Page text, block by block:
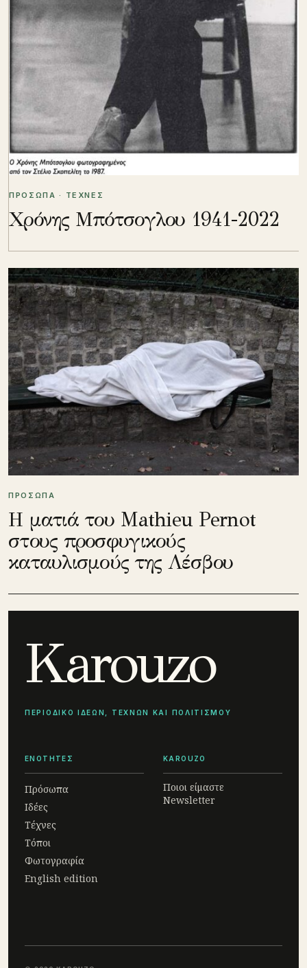
ΠΡΟΣΩΠΑ · ΤΕΧΝΕΣ
Χρόνης Μπότσογλου 1941-2022
ΠΡΟΣΩΠΑ
Η ματιά του Mathieu Pernot
στους προσφυγικούς
καταυλισμούς της Λέσβου
Karouzo
ΠΕΡΙΟΔΙΚΟ ΙΔΕΩΝ, ΤΕΧΝΩΝ ΚΑΙ ΠΟΛΙΤΙΣΜΟΥ
ΕΝΟΤΗΤΕΣ
Πρόσωπα
Ιδέες
Τέχνες
Τόποι
Φωτογραφία
English edition
KAROUZO
Ποιοι είμαστε
Newsletter